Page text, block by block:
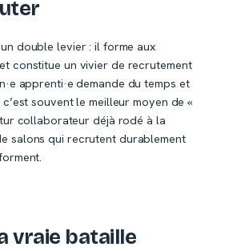
double levier : il forme aux
constitue un vivier de recrutement
apprenti·e demande du temps et
souvent le meilleur moyen de «
collaborateur déjà rodé à la
salons qui recrutent durablement
vraie bataille